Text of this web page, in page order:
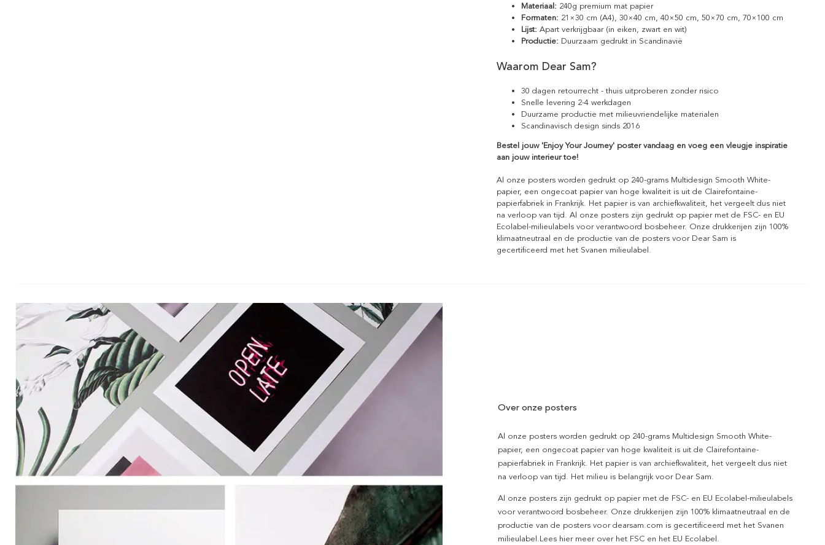
Materiaal: 240g premium mat papier
Formaten: 21×30 cm (A4), 30×40 cm, 40×50 cm, 50×70 cm, 70×100 cm
Lijst: Apart verkrijgbaar (in eiken, zwart en wit)
Productie: Duurzaam gedrukt in Scandinavië
Waarom Dear Sam?
30 dagen retourrecht - thuis uitproberen zonder risico
Snelle levering 2-4 werkdagen
Duurzame productie met milieuvriendelijke materialen
Scandinavisch design sinds 2016
Bestel jouw 'Enjoy Your Journey' poster vandaag en voeg een vleugje inspiratie
aan jouw interieur toe!
Al onze posters worden gedrukt op 240-grams Multidesign Smooth White-
papier, een ongecoat papier van hoge kwaliteit is uit de Clairefontaine-
papierfabriek in Frankrijk. Het papier is van archiefkwaliteit, het vergeelt dus niet
na verloop van tijd. Al onze posters zijn gedrukt op papier met de FSC- en EU
Ecolabel-milieulabels voor verantwoord bosbeheer. Onze drukkerijen zijn 100%
klimaatneutraal en de productie van de posters voor Dear Sam is
gecertificeerd met het Svanen milieulabel.
Over onze posters
Al onze posters worden gedrukt op 240-grams Multidesign Smooth White-
papier, een ongecoat papier van hoge kwaliteit is uit de Clairefontaine-
papierfabriek in Frankrijk. Het papier is van archiefkwaliteit, het vergeelt dus niet
na verloop van tijd. Het milieu is belangrijk voor Dear Sam.
Al onze posters zijn gedrukt op papier met de FSC- en EU Ecolabel-milieulabels
voor verantwoord bosbeheer. Onze drukkerijen zijn 100% klimaatneutraal en de
productie van de posters voor dearsam.com is gecertificeerd met het Svanen
milieulabel.Lees hier meer over het FSC en het EU Ecolabel.